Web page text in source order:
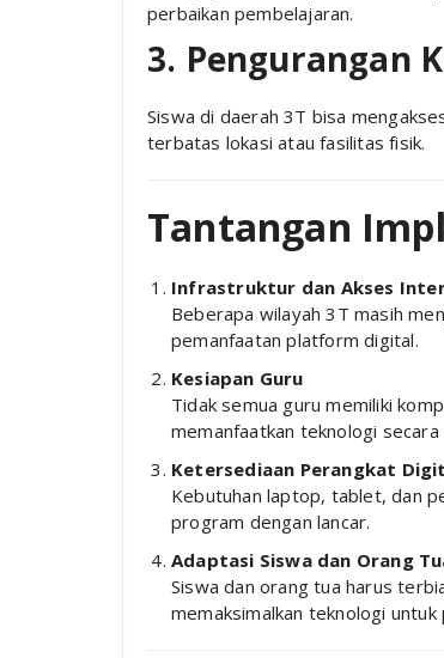
perbaikan pembelajaran.
3. Pengurangan
Siswa di daerah 3T bisa
terbatas lokasi atau fasilitas fisik.
Tantangan
Infrastruktur dan Akses
Beberapa wilayah 3T masih
pemanfaatan platform digital.
Kesiapan Guru
Tidak semua guru memiliki
memanfaatkan teknologi secara
Ketersediaan Perangkat
Kebutuhan laptop, tablet, dan
program dengan lancar.
Adaptasi Siswa dan Orang
Siswa dan orang tua harus
memaksimalkan teknologi untuk